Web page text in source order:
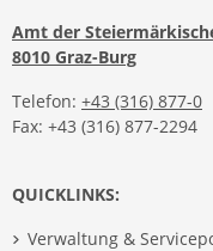
Amt der
8010 Graz-Burg
Telefon: +43 (316) 877-0
Fax: +43 (316) 877-2294
QUICKLINKS:
Verwaltung &